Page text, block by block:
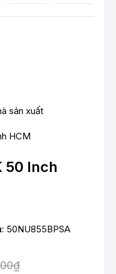
sản xuất
HCM
50 Inch
50NU855BPSA